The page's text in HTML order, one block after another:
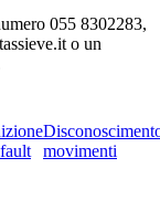
055 8302283,
o un
movimenti